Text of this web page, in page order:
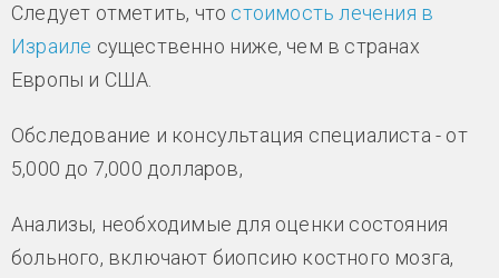
Следует отметить, что стоимость лечения в
Израиле существенно ниже, чем в странах
Европы и США.
Обследование и консультация специалиста - от
5,000 до 7,000 долларов,
Анализы, необходимые для оценки состояния
больного, включают биопсию костного мозга,